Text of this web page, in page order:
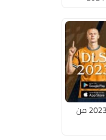
تحميل دريم ليج الاهلي والزمالك 2023 من